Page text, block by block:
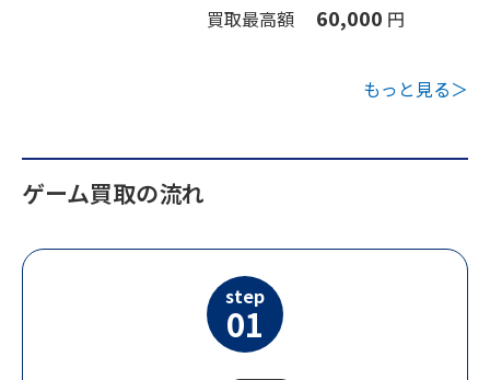
買取最高額 60,000 円
もっと見る＞
ゲーム買取の流れ
step
01